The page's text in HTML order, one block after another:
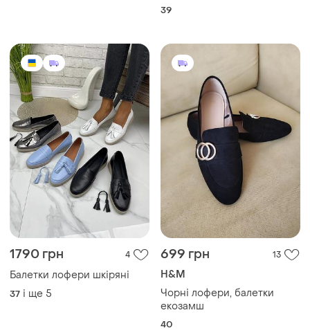
39
1790 грн 4
Балетки лофери шкіряні
37 і ще 5
699 грн 13
H&M
Чорні лофери, балетки
екозамш
40